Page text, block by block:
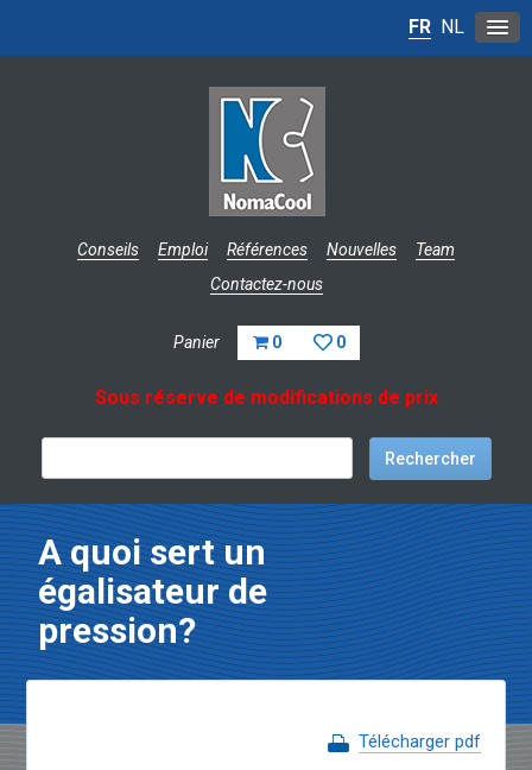
Conseils Emploi Références Nouvelles
Team
Contactez-nous
Panier 0 0
FR NL
Sous réserve de modifications de prix
A quoi sert un
égalisateur de
pression?
Télécharger pdf